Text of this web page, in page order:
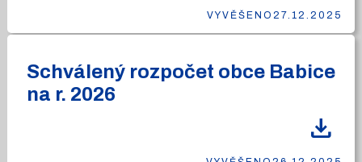
VYVĚŠENO 27.12.2025
Schválený rozpočet obce Babice
na r. 2026
download